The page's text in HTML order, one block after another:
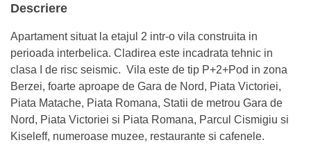
Descriere
Apartament situat la etajul 2 intr-o vila construita in
perioada interbelica. Cladirea este incadrata tehnic in
clasa I de risc seismic. Vila este de tip P+2+Pod in zona
Berzei, foarte aproape de Gara de Nord, Piata Victoriei,
Piata Matache, Piata Romana, Statii de metrou Gara de
Nord, Piata Victoriei si Piata Romana, Parcul Cismigiu si
Kiseleff, numeroase muzee, restaurante si cafenele.